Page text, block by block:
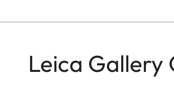
Leica Gallery